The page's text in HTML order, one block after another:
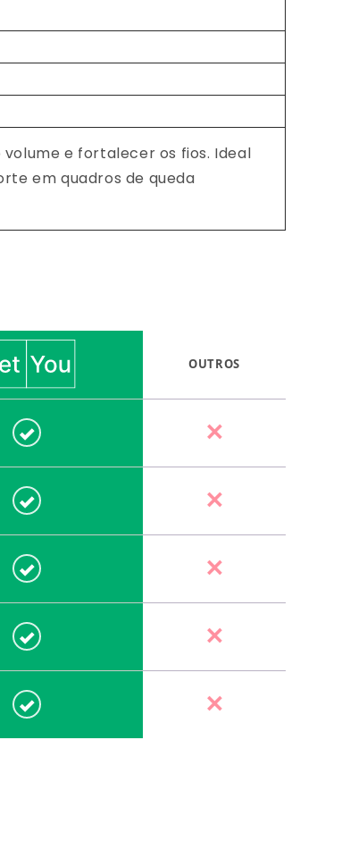
e fortalecer os fios. Ideal
em quadros de queda
OUTROS
✓ Sim ✕
✓ Sim ✕
✓ Sim ✕
✓ Sim ✕
✓ Sim ✕